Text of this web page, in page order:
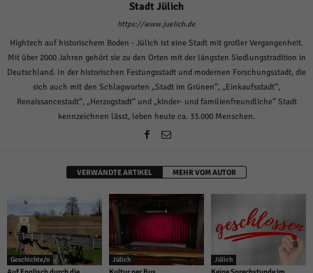
Stadt Jülich
https://www.juelich.de
Hightech auf historischem Boden - Jülich ist eine Stadt mit großer Vergangenheit.
Mit über 2000 Jahren gehört sie zu den Orten mit der längsten Siedlungstradition in
Deutschland. In der historischen Festungsstadt und modernen Forschungsstadt, die
sich auch mit den Schlagworten „Stadt im Grünen“, „Einkaufsstadt“,
Renaissancestadt“, „Herzogstadt“ und „kinder- und familienfreundliche“ Stadt
kennzeichnen lässt, leben heute ca. 33.000 Menschen.
VERWANDTE ARTIKEL MEHR VOM AUTOR
Geschichte/n Jülich Jülich